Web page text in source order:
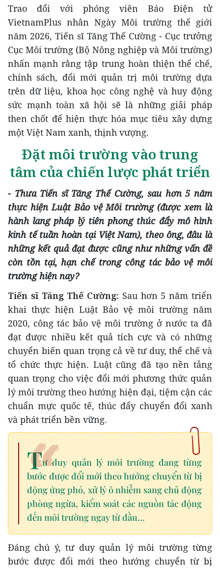
Trao đổi với phóng viên Báo Điện tử
VietnamPlus nhân Ngày Môi trường thế giới
năm 2026, Tiến sĩ Tăng Thế Cường - Cục trưởng
Cục Môi trường (Bộ Nông nghiệp và Môi trường)
nhấn mạnh rằng tập trung hoàn thiện thể chế,
chính sách, đổi mới quản trị môi trường dựa
trên dữ liệu, khoa học công nghệ và huy động
sức mạnh toàn xã hội sẽ là những giải pháp
then chốt để hiện thực hóa mục tiêu xây dựng
một Việt Nam xanh, thịnh vượng.
Đặt môi trường vào trung
tâm của chiến lược phát triển
- Thưa Tiến sĩ Tăng Thế Cường, sau hơn 5 năm
thực hiện Luật Bảovệ Môi trường (được xem là
hành lang pháp lý tiên phong thúc đẩy mô hình
kinh tế tuần hoàn tại Việt Nam), theoông, đâu là
nhữngkết quả đạt được cũng như những vấn đề
còn tồn tại, hạn chế trongcông tácbảo vệ môi
trường hiện nay?
Tiến sĩ Tăng Thế Cường: Sau hơn 5 năm triển
khai thực hiện Luật Bảo vệ môi trường năm
2020, công tác bảo vệ môi trường ở nước ta đã
đạt được nhiều kết quả tích cực và có những
chuyển biến quan trọng cả về tư duy, thể chế và
tổ chức thực hiện. Luật cũng đã tạo nền tảng
quan trọng cho việc đổi mới phương thức quản
lý môi trường theo hướng hiện đại, tiệm cận các
chuẩn mực quốc tế, thúc đẩy chuyển đổi xanh
và phát triển bền vững.
Tư duy quản lý môi trường đang từng
bước được đổi mới theo hướng chuyển từ bị
động ứng phó, xử lý ô nhiễm sang chủ động
phòng ngừa, kiểm soát các nguồn tác động
đến môi trường ngay từ đầu...
Đáng chú ý, tư duy quản lý môi trường từng
bước được đổi mới theo hướng chuyển từ bị